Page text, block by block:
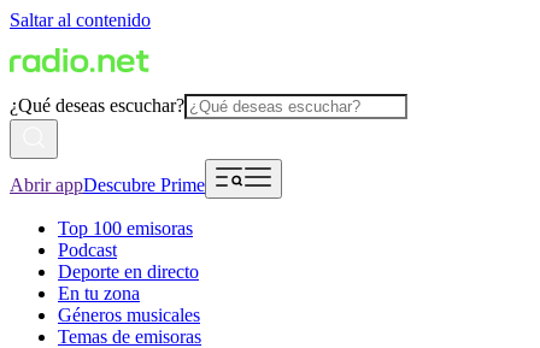
Saltar al contenido
¿Qué deseas escuchar?
Abrir appDescubre Prime
Top 100 emisoras
Podcast
Deporte en directo
En tu zona
Géneros musicales
Temas de emisoras